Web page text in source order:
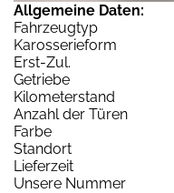
Allgemeine Daten:
Fahrzeugtyp
Karosserieform
Erst-Zul.
Getriebe
Kilometerstand
Anzahl der Türen
Farbe
Standort
Lieferzeit
Unsere Nummer